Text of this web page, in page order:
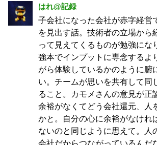
はれ@記録
子会社になった会社が赤字経営
を見出す話。技術者の立場から
って見えてくるものが勉強にな
強本でインプットに専念するよ
がら体験しているかのように腑
い。チームが思いを共有して同
ること。カモメさんの意見が正
余裕がなくてどう会社還元、人
かと。自分の心に余裕がなけれ
ないのと同じように思えて。人
会社だからつながっているんだ